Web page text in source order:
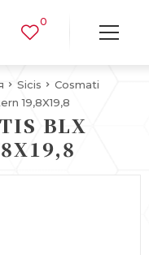
0
Sicis
Cosmati
19,8X19,8
BLX